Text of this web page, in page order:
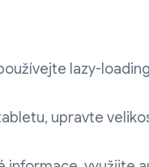
lazy-
upravte